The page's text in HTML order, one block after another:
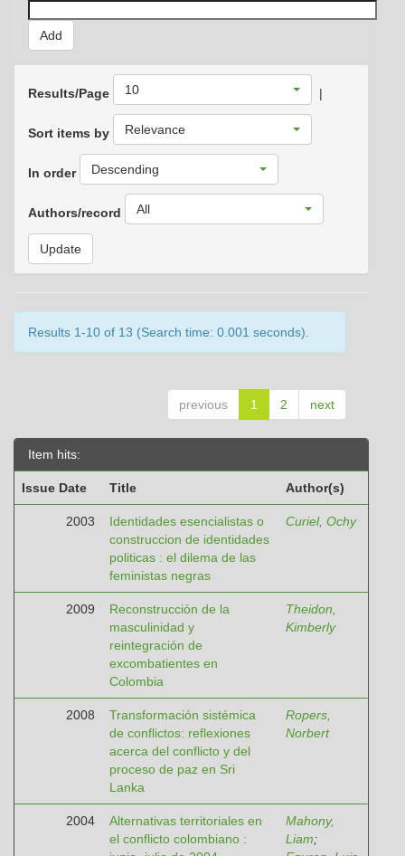
Results/Page 10 |
Sort items by Relevance
In order Descending
Authors/record All
Results 1-10 of 13 (Search time: 0.001 seconds).
previous 1 2 next
Item hits:
Issue Date Title Author(s)
2003
Identidades esencialistas o
construccion de identidades
politicas : el dilema de las
feministas negras
Curiel, Ochy
2009
Reconstrucción de la
masculinidad y
reintegración de
excombatientes en
Colombia
Theidon,
Kimberly
2008
Transformación sistémica
de conflictos: reflexiones
acerca del conflicto y del
proceso de paz en Sri
Lanka
Ropers,
Norbert
2004
Alternativas territoriales en
el conflicto colombiano :
Mahony,
Liam;